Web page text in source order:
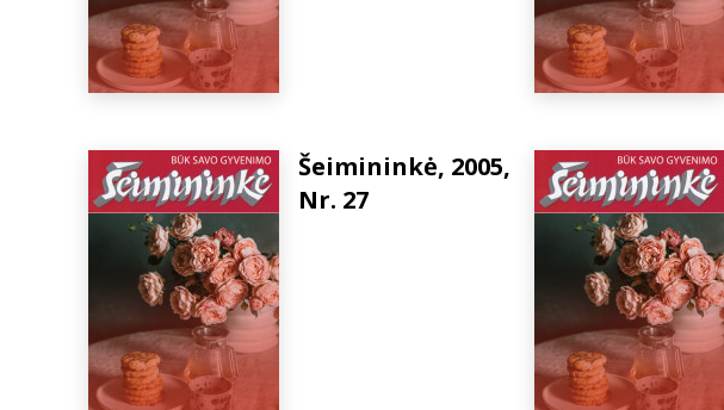
Šeimininkė, 2005,
Nr. 27